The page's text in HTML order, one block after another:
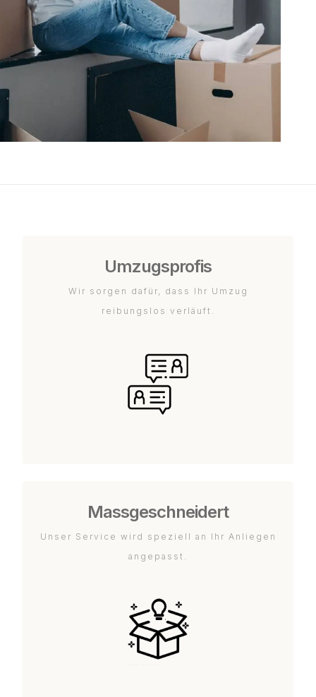
Umzugsprofis
Wir sorgen dafür, dass Ihr Umzug
reibungslos verläuft.
Massgeschneidert
Unser Service wird speziell an Ihr Anliegen
angepasst.